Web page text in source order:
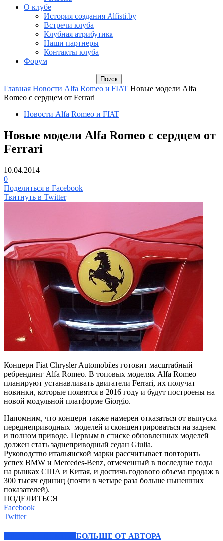
О клубе
История создания Alfisti.by
Встречи клуба
Клубная атрибутика
Наши партнеры
Контакты клуба
Форум
Главная Новости Alfa Romeo и FIAT Новые модели Alfa
Romeo с сердцем от Ferrari
Новости Alfa Romeo и FIAT
Новые модели Alfa Romeo с сердцем от
Ferrari
10.04.2014
0
Поделиться в Facebook
Твитнуть в Twitter
Концерн Fiat Chrysler Automobiles готовит масштабный
ребрендинг Alfa Romeo. В топовых моделях Alfa Romeo
планируют устанавливать двигатели Ferrari, их получат
новинки, которые появятся в 2016 году и будут построены на
новой модульной платформе Giorgio.
Напомним, что концерн также намерен отказаться от выпуска
переднеприводных моделей и сконцентрироваться на заднем
и полном приводе. Первым в списке обновленных моделей
должен стать заднеприводный седан Giulia.
Руководство итальянской марки рассчитывает повторить
успех BMW и Mercedes-Benz, отмеченный в последние годы
на рынках США и Китая, и достичь годового объема продаж в
300 тысяч единиц (почти в четыре раза больше нынешних
показателей).
ПОДЕЛИТЬСЯ
Facebook
Twitter
БОЛЬШЕ ОТ АВТОРА